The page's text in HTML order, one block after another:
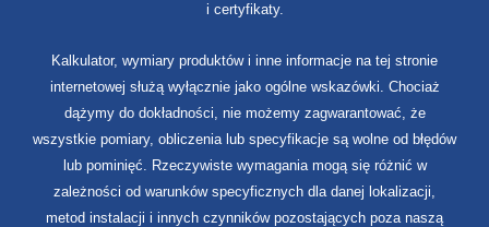
i certyfikaty.
Kalkulator, wymiary produktów i inne informacje na tej stronie
internetowej służą wyłącznie jako ogólne wskazówki. Chociaż
dążymy do dokładności, nie możemy zagwarantować, że
wszystkie pomiary, obliczenia lub specyfikacje są wolne od błędów
lub pominięć. Rzeczywiste wymagania mogą się różnić w
zależności od warunków specyficznych dla danej lokalizacji,
metod instalacji i innych czynników pozostających poza naszą